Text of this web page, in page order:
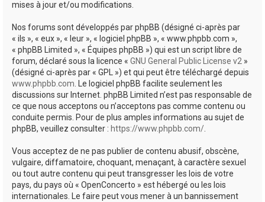
mises à jour et/ou modifications.
Nos forums sont développés par phpBB (désigné ci-après par
« ils », « eux », « leur », « logiciel phpBB », « www.phpbb.com »,
« phpBB Limited », « Équipes phpBB ») qui est un script libre de
forum, déclaré sous la licence « GNU General Public License v2 »
(désigné ci-après par « GPL ») et qui peut être téléchargé depuis
www.phpbb.com. Le logiciel phpBB facilite seulement les
discussions sur Internet. phpBB Limited n’est pas responsable de
ce que nous acceptons ou n’acceptons pas comme contenu ou
conduite permis. Pour de plus amples informations au sujet de
phpBB, veuillez consulter : https://www.phpbb.com/.
Vous acceptez de ne pas publier de contenu abusif, obscène,
vulgaire, diffamatoire, choquant, menaçant, à caractère sexuel
ou tout autre contenu qui peut transgresser les lois de votre
pays, du pays où « OpenConcerto » est hébergé ou les lois
internationales. Le faire peut vous mener à un bannissement